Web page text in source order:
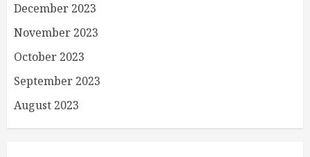
December 2023
November 2023
October 2023
September 2023
August 2023